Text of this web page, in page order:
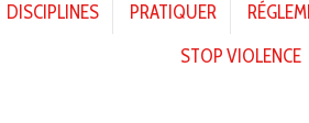
DISCIPLINES PRATIQUER
STOP VIOLENCE